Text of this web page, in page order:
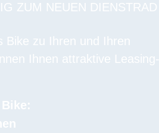
ZUM NEUEN DIENSTRAD
Bike zu Ihren und Ihren
Ihnen attraktive Leasing-